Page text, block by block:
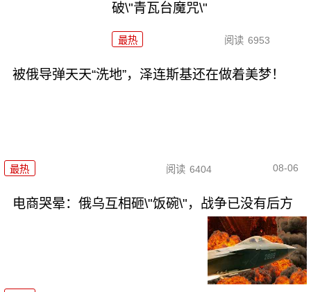
破\"青瓦台魔咒\"
最热 阅读 6953
被俄导弹天天“洗地”，泽连斯基还在做着美梦！
最热 阅读 6404 08-06
电商哭晕：俄乌互相砸\"饭碗\"，战争已没有后方